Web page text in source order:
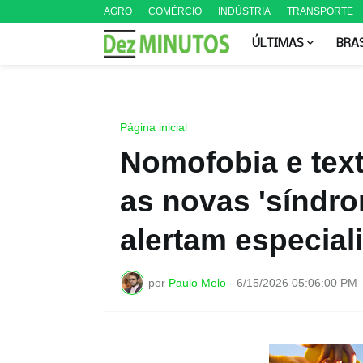
AGRO COMÉRCIO INDÚSTRIA TRANSPORTE
ÚLTIMAS
Página inicial
Nomofobia e
as novas
alertam
por Paulo Melo - 6/15/2026 05:06:00 PM